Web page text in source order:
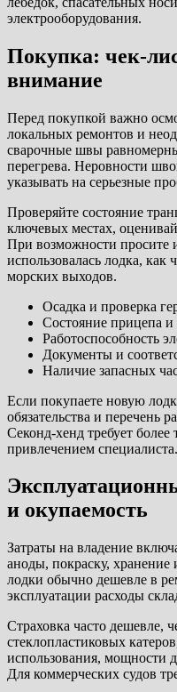
электрооборудования.
Покупка: чек-
внимание
Перед покупкой важно
локальных ремонтов и
сварочные швы
перегрева. Неровности
указывать на серьезные
Проверяйте состояние
ключевых местах,
При возможности просите
использовалась лодка, как
морских выходов.
Осадка и проверка
Состояние прицепа и
Работоспособность
Документы и
Наличие запасных
Если покупаете новую
обязательства и перечень
Секонд-хенд требует
привлечением специалиста.
и окупаемость
Затраты на владение
аноды, покраску,
лодки обычно дешевле в
эксплуатации расходы
Страховка часто дешевле,
стеклопластиковых
использования, мощности
Для коммерческих судов